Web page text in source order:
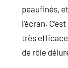
peaufinés,
l’écran.
très
de rôle